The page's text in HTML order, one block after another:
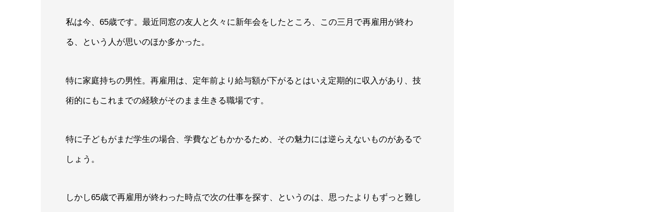
私は今、65歳です。最近同窓の友人と久々に新年会をしたところ、この三月で再雇用が終わ
る、という人が思いのほか多かった。
特に家庭持ちの男性。再雇用は、定年前より給与額が下がるとはいえ定期的に収入があり、技
術的にもこれまでの経験がそのまま生きる職場です。
特に子どもがまだ学生の場合、学費などもかかるため、その魅力には逆らえないものがあるで
しょう。
しかし65歳で再雇用が終わった時点で次の仕事を探す、というのは、思ったよりもずっと難し